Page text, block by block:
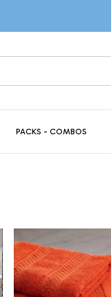
PACKS - COMBOS